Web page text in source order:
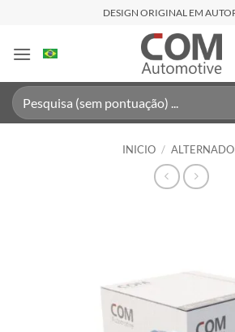
contenido
DESIGN ORIGINAL EM
Buscar
por:
INICIO /